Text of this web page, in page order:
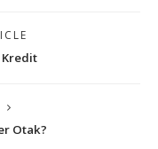
Kredit
Otak?